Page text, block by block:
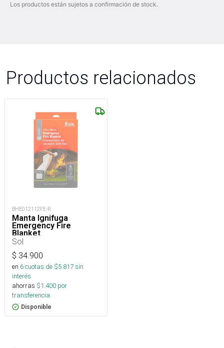
Los productos están sujetos a confirmación de stock.
Productos relacionados
BHE012112FE-R
Manta Ignifuga
Emergency Fire
Blanket
Sol
$ 34.900
en 6cuotas de $5.817sin
interés
ahorras $1.400 por
transferencia.
Disponible